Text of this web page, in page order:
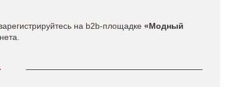
на b2b-площадке «Модный